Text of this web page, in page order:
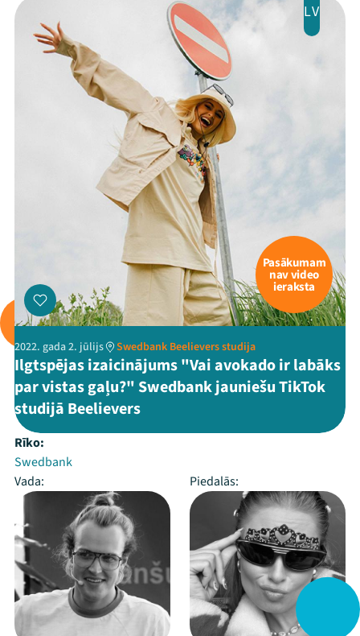
LV
Pasākumam
nav video
ieraksta
2022. gada 2. jūlijs Swedbank Beelievers studija
Ilgtspējas izaicinājums "Vai avokado ir labāks
par vistas gaļu?" Swedbank jauniešu TikTok
studijā Beelievers
Rīko:
Swedbank
Vada:
Piedalās: